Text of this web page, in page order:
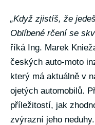
„Když zjistíš, že
Oblíbené rčení se
říká Ing. Marek
českých auto-moto
který má aktuálně v
ojetých automobilů.
příležitostí, jak
zvýrazní jeho